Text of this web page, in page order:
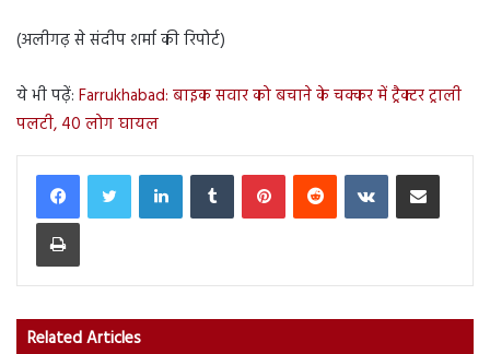
(अलीगढ़ से संदीप शर्मा की रिपोर्ट)
ये भी पढ़ें: Farrukhabad: बाइक सवार को बचाने के चक्कर में ट्रैक्टर ट्राली
पलटी, 40 लोग घायल
LinkedInTumblr PinterestReddit VKontakteShare via Email
Print
Related Articles